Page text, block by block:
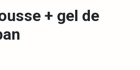
+ gel de